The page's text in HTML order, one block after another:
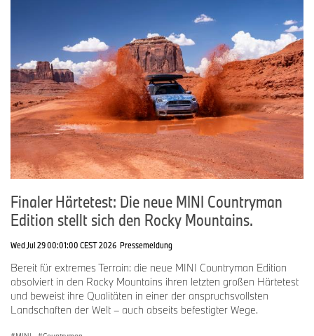
Finaler Härtetest: Die neue MINI Countryman
Edition stellt sich den Rocky Mountains.
Wed Jul 29 00:01:00 CEST 2026 Pressemeldung
Bereit für extremes Terrain: die neue MINI Countryman Edition
absolviert in den Rocky Mountains ihren letzten großen Härtetest
und beweist ihre Qualitäten in einer der anspruchsvollsten
Landschaften der Welt – auch abseits befestigter Wege.